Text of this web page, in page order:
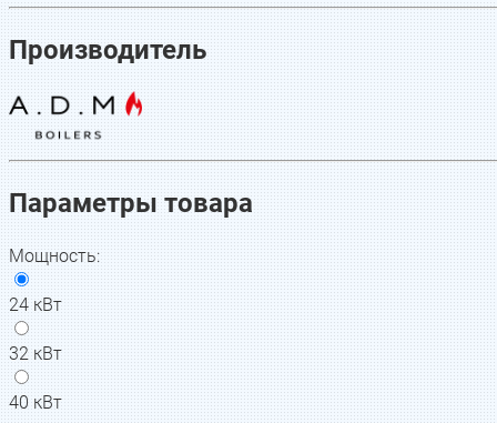
Производитель
Параметры товара
Мощность:
24 кВт
32 кВт
40 кВт